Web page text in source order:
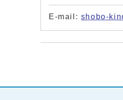
E-mail: shobo-